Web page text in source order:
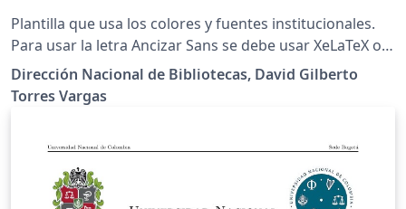
Plantilla que usa los colores y fuentes institucionales.
Para usar la letra Ancizar Sans se debe usar XeLaTeX o
LuaLaTeX como motor de compilación. En la carpeta
colors estan las diferentes opciones de fondo para las
diapositivas Instrucciones detalladas en los
Dirección Nacional de Bibliotecas, David Gilberto
Torres Vargas